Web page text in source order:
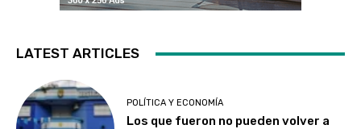
LATEST ARTICLES
POLÍTICA Y ECONOMÍA
Los que fueron no pueden volver a